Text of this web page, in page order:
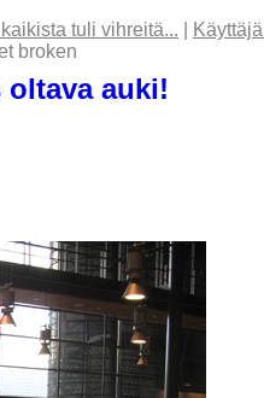
tuli vihreitä...
broken
auki!